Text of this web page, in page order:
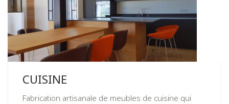
CUISINE
Fabrication artisanale de meubles de cuisine qui